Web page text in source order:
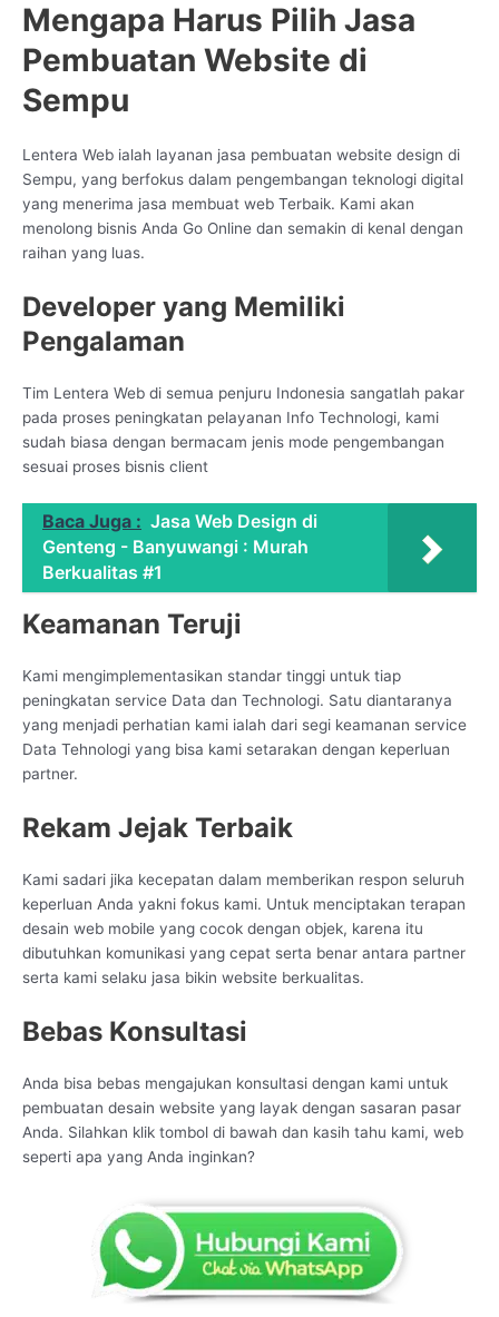
Mengapa Harus Pilih Jasa
Pembuatan Website di
Sempu
Lentera Web ialah layanan jasa pembuatan website design di
Sempu, yang berfokus dalam pengembangan teknologi digital
yang menerima jasa membuat web Terbaik. Kami akan
menolong bisnis Anda Go Online dan semakin di kenal dengan
raihan yang luas.
Developer yang Memiliki
Pengalaman
Tim Lentera Web di semua penjuru Indonesia sangatlah pakar
pada proses peningkatan pelayanan Info Technologi, kami
sudah biasa dengan bermacam jenis mode pengembangan
sesuai proses bisnis client
Baca Juga : Jasa Web Design di
Genteng - Banyuwangi : Murah
Berkualitas #1
Keamanan Teruji
Kami mengimplementasikan standar tinggi untuk tiap
peningkatan service Data dan Technologi. Satu diantaranya
yang menjadi perhatian kami ialah dari segi keamanan service
Data Tehnologi yang bisa kami setarakan dengan keperluan
partner.
Rekam Jejak Terbaik
Kami sadari jika kecepatan dalam memberikan respon seluruh
keperluan Anda yakni fokus kami. Untuk menciptakan terapan
desain web mobile yang cocok dengan objek, karena itu
dibutuhkan komunikasi yang cepat serta benar antara partner
serta kami selaku jasa bikin website berkualitas.
Bebas Konsultasi
Anda bisa bebas mengajukan konsultasi dengan kami untuk
pembuatan desain website yang layak dengan sasaran pasar
Anda. Silahkan klik tombol di bawah dan kasih tahu kami, web
seperti apa yang Anda inginkan?